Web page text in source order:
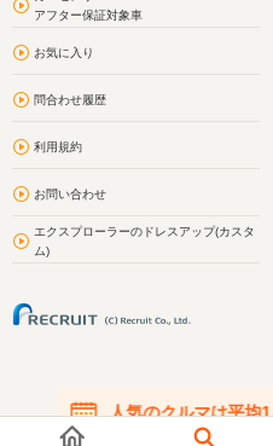
アフター保証対象車
お気に入り
問合わせ履歴
利用規約
お問い合わせ
エクスプローラーのドレスアップ(カスタ
ム)
人気のクルマは平均
在庫が無くなる前にお問